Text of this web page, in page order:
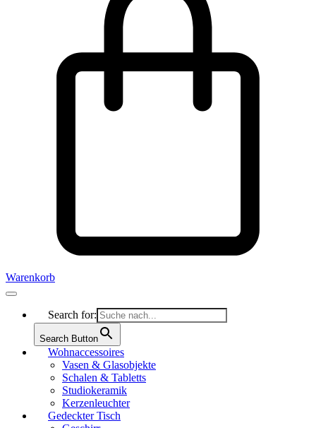
Warenkorb
Search for:
Search Button
Wohnaccessoires
Vasen & Glasobjekte
Schalen & Tabletts
Studiokeramik
Kerzenleuchter
Gedeckter Tisch